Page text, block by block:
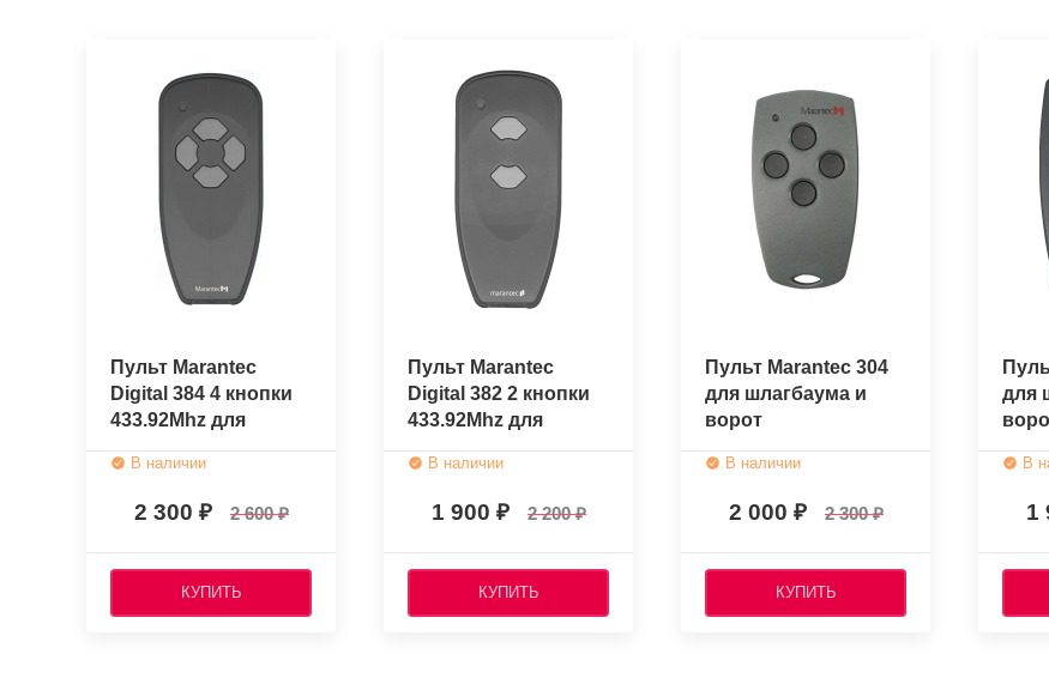
Пульт Marantec
Digital 384 4 кнопки
433.92Mhz для
шлагбаума и ворот
В наличии
2 300 2 600
КУПИТЬ
Пульт Marantec
Digital 382 2 кнопки
433.92Mhz для
шлагбаума и ворот
В наличии
1 900 2 200
КУПИТЬ
Пульт Marantec 304
для шлагбаума и
ворот
В наличии
2 000 2 300
КУПИТЬ
для
В
1